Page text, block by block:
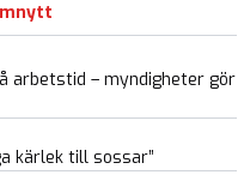
arbetstid – myndigheter gör
kärlek till sossar”